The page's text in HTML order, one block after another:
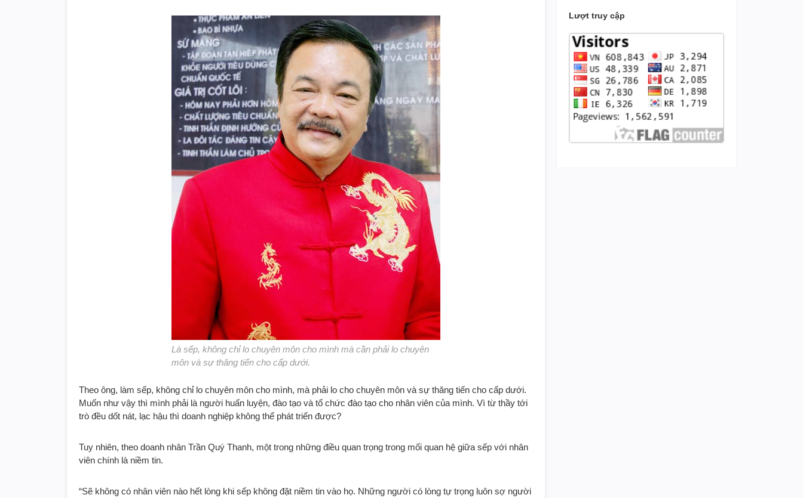
Là sếp, không chỉ lo chuyên môn cho mình mà cần phải lo chuyên
môn và sự thăng tiến cho cấp dưới.
Theo ông, làm sếp, không chỉ lo chuyên môn cho mình, mà phải lo cho chuyên môn và sự thăng tiến cho cấp dưới.
Muốn như vậy thì mình phải là người huấn luyện, đào tạo và tổ chức đào tạo cho nhân viên của mình. Vì từ thầy tới
trò đều dốt nát, lạc hậu thì doanh nghiệp không thể phát triển được?
Tuy nhiên, theo doanh nhân Trần Quý Thanh, một trong những điều quan trọng trong mối quan hệ giữa sếp với nhân
viên chính là niềm tin.
“Sẽ không có nhân viên nào hết lòng khi sếp không đặt niềm tin vào họ. Những người có lòng tự trọng luôn sợ người
Lượt truy cập